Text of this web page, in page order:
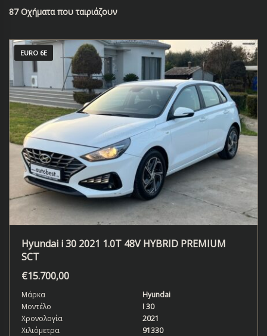
87 Οχήματα που ταιριάζουν
EURO 6E
Hyundai i 30 2021 1.0T 48V HYBRID PREMIUM
SCT
€15.700,00
Μάρκα
Hyundai
Μοντέλο
I 30
Χρονολογία
2021
Χιλιόμετρα
91330